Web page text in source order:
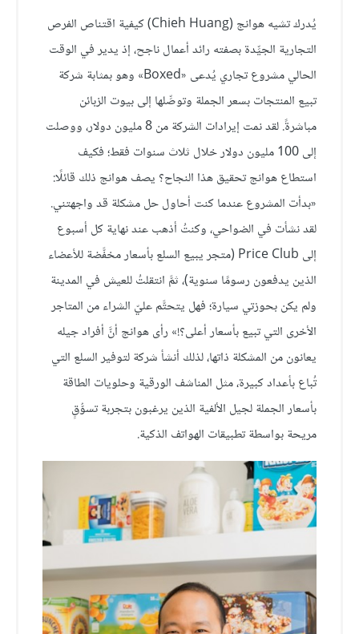
يُدرك تشيه هوانج (Chieh Huang) كيفية اقتناص الفرص
التجارية الجيِّدة بصفته رائد أعمال ناجح، إذ يدير في الوقت
الحالي مشروع تجاري يُدعى «Boxed» وهو بمثابة شركة
تبيع المنتجات بسعر الجملة وتوصِّلها إلى بيوت الزبائن
مباشرةً. لقد نمت إيرادات الشركة من 8 مليون دولار، ووصلت
إلى 100 مليون دولار خلال ثلاث سنوات فقط؛ فكيف
استطاع هوانج تحقيق هذا النجاح؟ يصف هوانج ذلك قائلًا:
«بدأت المشروع عندما كنت أحاول حل مشكلة قد واجهتني.
لقد نشأت في الضواحي، وكنتُ أذهب عند نهاية كل أسبوع
إلى Price Club (متجر يبيع السلع بأسعار مخفَّضة للأعضاء
الذين يدفعون رسومًا سنوية)، ثمَّ انتقلتُ للعيش في المدينة
ولم يكن بحوزتي سيارة؛ فهل يتحتَّم عليّ الشراء من المتاجر
الأخرى التي تبيع بأسعار أعلى؟!» رأى هوانج أنَّ أفراد جيله
يعانون من المشكلة ذاتها، لذلك أنشأ شركة لتوفير السلع التي
تُباع بأعداد كبيرة، مثل المناشف الورقية وحلويات الطاقة
بأسعار الجملة لجيل الألفية الذين يرغبون بتجربة تسوُّقٍ
مريحة بواسطة تطبيقات الهواتف الذكية.